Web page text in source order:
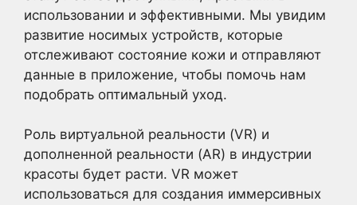
использовании и эффективными. Мы увидим
развитие носимых устройств, которые
отслеживают состояние кожи и отправляют
данные в приложение, чтобы помочь нам
подобрать оптимальный уход.
Роль виртуальной реальности (VR) и
дополненной реальности (AR) в индустрии
красоты будет расти. VR может
использоваться для создания иммерсивных